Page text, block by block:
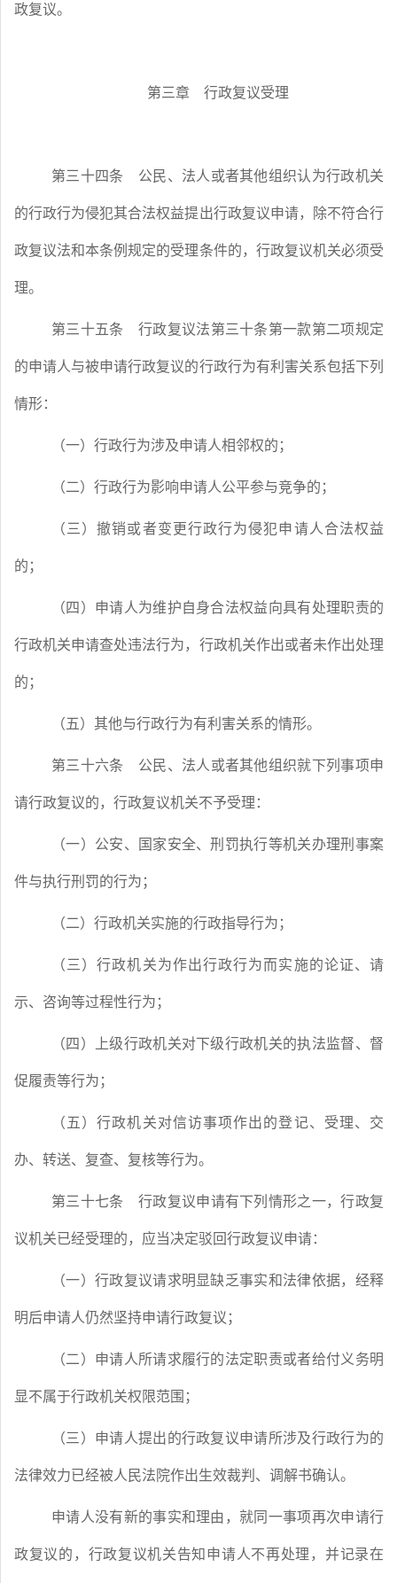
政复议。
第三章 行政复议受理
第三十四条 公民、法人或者其他组织认为行政机关
的行政行为侵犯其合法权益提出行政复议申请，除不符合行
政复议法和本条例规定的受理条件的，行政复议机关必须受
理。
第三十五条 行政复议法第三十条第一款第二项规定
的申请人与被申请行政复议的行政行为有利害关系包括下列
情形：
（一）行政行为涉及申请人相邻权的；
（二）行政行为影响申请人公平参与竞争的；
（三）撤销或者变更行政行为侵犯申请人合法权益
的；
（四）申请人为维护自身合法权益向具有处理职责的
行政机关申请查处违法行为，行政机关作出或者未作出处理
的；
（五）其他与行政行为有利害关系的情形。
第三十六条 公民、法人或者其他组织就下列事项申
请行政复议的，行政复议机关不予受理：
（一）公安、国家安全、刑罚执行等机关办理刑事案
件与执行刑罚的行为；
（二）行政机关实施的行政指导行为；
（三）行政机关为作出行政行为而实施的论证、请
示、咨询等过程性行为；
（四）上级行政机关对下级行政机关的执法监督、督
促履责等行为；
（五）行政机关对信访事项作出的登记、受理、交
办、转送、复查、复核等行为。
第三十七条 行政复议申请有下列情形之一，行政复
议机关已经受理的，应当决定驳回行政复议申请：
（一）行政复议请求明显缺乏事实和法律依据，经释
明后申请人仍然坚持申请行政复议；
（二）申请人所请求履行的法定职责或者给付义务明
显不属于行政机关权限范围；
（三）申请人提出的行政复议申请所涉及行政行为的
法律效力已经被人民法院作出生效裁判、调解书确认。
申请人没有新的事实和理由，就同一事项再次申请行
政复议的，行政复议机关告知申请人不再处理，并记录在